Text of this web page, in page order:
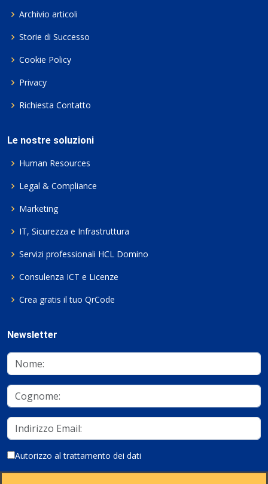
Archivio articoli
Storie di Successo
Cookie Policy
Privacy
Richiesta Contatto
Le nostre soluzioni
Human Resources
Legal & Compliance
Marketing
IT, Sicurezza e Infrastruttura
Servizi professionali HCL Domino
Consulenza ICT e Licenze
Crea gratis il tuo QrCode
Newsletter
Autorizzo al trattamento dei dati